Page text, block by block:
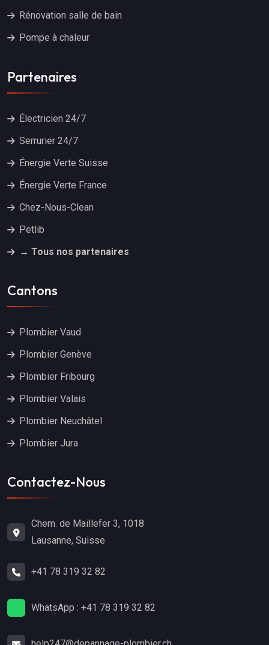
Rénovation salle de bain
Pompe à chaleur
Partenaires
Électricien 24/7
Serrurier 24/7
Énergie Verte Suisse
Énergie Verte France
Chez-Nous-Clean
Petlib
→ Tous nos partenaires
Cantons
Plombier Vaud
Plombier Genève
Plombier Fribourg
Plombier Valais
Plombier Neuchâtel
Plombier Jura
Contactez-Nous
Chem. de Maillefer 3, 1018
Lausanne, Suisse
+41 78 319 32 82
WhatsApp : +41 78 319 32 82